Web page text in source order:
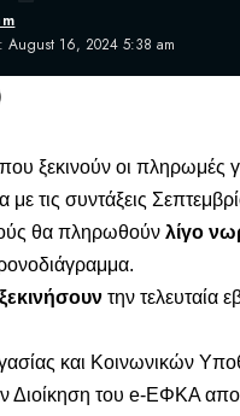
August 16, 2024 5:38 am
ξεκινούν οι πληρωμές
με τις συντάξεις
θα πληρωθούν λίγο
την τελευταία
και Κοινωνικών
Διοίκηση του e-ΕΦΚΑ